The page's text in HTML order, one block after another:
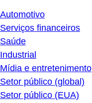
Automotivo
Serviços financeiros
Saúde
Industrial
Mídia e entretenimento
Setor público (global)
Setor público (EUA)